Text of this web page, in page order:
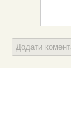
Додати